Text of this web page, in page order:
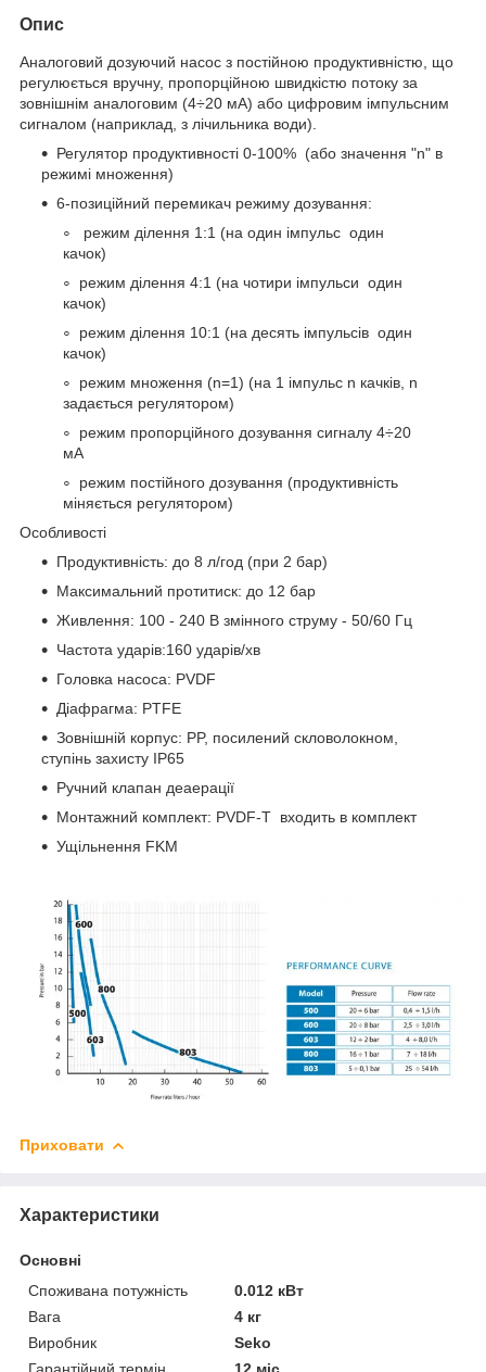
Опис
Аналоговий дозуючий насос з постійною продуктивністю, що
регулюється вручну, пропорційною швидкістю потоку за
зовнішнім аналоговим (4÷20 мА) або цифровим імпульсним
сигналом (наприклад, з лічильника води).
Регулятор продуктивності 0-100% (або значення "n" в
режимі множення)
6-позиційний перемикач режиму дозування:
режим ділення 1:1 (на один імпульс один
качок)
режим ділення 4:1 (на чотири імпульси один
качок)
режим ділення 10:1 (на десять імпульсів один
качок)
режим множення (n=1) (на 1 імпульс n качків, n
задається регулятором)
режим пропорційного дозування сигналу 4÷20
мА
режим постійного дозування (продуктивність
міняється регулятором)
Особливості
Продуктивність: до 8 л/год (при 2 бар)
Максимальний протитиск: до 12 бар
Живлення: 100 - 240 В змінного струму - 50/60 Гц
Частота ударів:160 ударів/хв
Головка насоса: PVDF
Діафрагма: PTFE
Зовнішній корпус: PP, посилений скловолокном,
ступінь захисту IP65
Ручний клапан деаерації
Монтажний комплект: PVDF-T входить в комплект
Ущільнення FKM
Приховати
Характеристики
Основні
Споживана потужність
0.012 кВт
Вага
4 кг
Виробник
Seko